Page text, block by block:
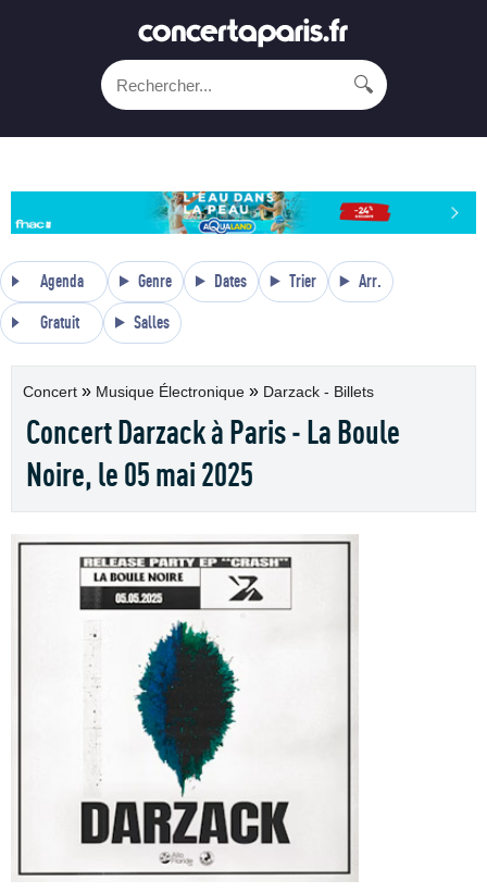
🔍
Agenda Genre Dates Trier Arr.
Gratuit Salles
Concert » Musique Électronique » Darzack - Billets
Concert Darzack à Paris - La Boule
Noire, le 05 mai 2025